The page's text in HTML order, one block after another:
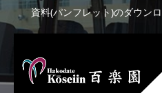
資料(パンフレット)のダウン